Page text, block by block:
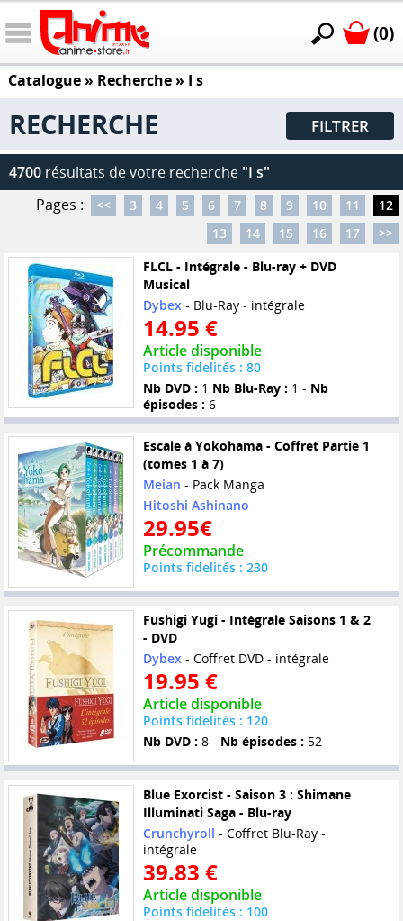
(0)
Catalogue» Recherche » I s
RECHERCHE FILTRER
4700 résultats de votre recherche "I s"
Pages :
<< 3 4 5 6 7 8 9 10 11
12
13
14 15 16 17
>>
FLCL - Intégrale - Blu-ray + DVD
Musical
Dybex- Blu-Ray - intégrale
14.95 €
Article disponible
Points fidelités : 80
Nb DVD : 1 Nb Blu-Ray : 1 - Nb
épisodes : 6
Escale à Yokohama - Coffret Partie 1
(tomes 1 à 7)
Meian - Pack Manga
Hitoshi Ashinano
29.95€
Précommande
Points fidelités : 230
Fushigi Yugi - Intégrale Saisons 1 & 2
- DVD
Dybex- Coffret DVD - intégrale
19.95 €
Article disponible
Points fidelités : 120
Nb DVD : 8 - Nb épisodes : 52
Blue Exorcist - Saison 3 : Shimane
Illuminati Saga - Blu-ray
Crunchyroll - Coffret Blu-Ray -
intégrale
39.83 €
Article disponible
Points fidelités : 100